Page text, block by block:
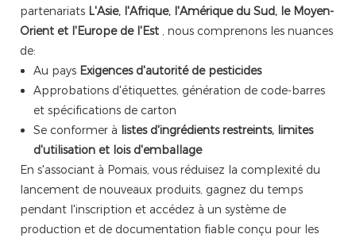
partenariats L'Asie, l'Afrique, l'Amérique du Sud, le Moyen-
Orient et l'Europe de l'Est , nous comprenons les nuances
de:
Au pays Exigences d'autorité de pesticides
Approbations d'étiquettes, génération de code-barres
et spécifications de carton
Se conformer à listes d'ingrédients restreints, limites
d'utilisation et lois d'emballage
En s'associant à Pomais, vous réduisez la complexité du
lancement de nouveaux produits, gagnez du temps
pendant l'inscription et accédez à un système de
production et de documentation fiable conçu pour les